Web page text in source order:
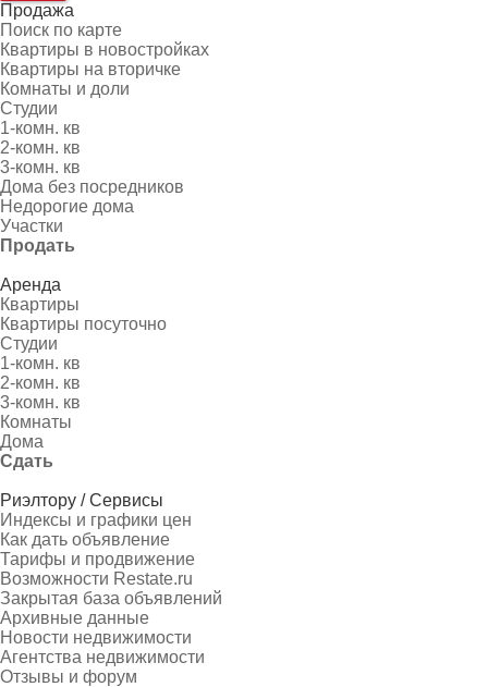
Продажа
Поиск по карте
Квартиры в новостройках
Квартиры на вторичке
Комнаты и доли
Студии
1-комн. кв
2-комн. кв
3-комн. кв
Дома без посредников
Недорогие дома
Участки
Продать
Аренда
Квартиры
Квартиры посуточно
Студии
1-комн. кв
2-комн. кв
3-комн. кв
Комнаты
Дома
Сдать
Риэлтору / Сервисы
Индексы и графики цен
Как дать объявление
Тарифы и продвижение
Возможности Restate.ru
Закрытая база объявлений
Архивные данные
Новости недвижимости
Агентства недвижимости
Отзывы и форум